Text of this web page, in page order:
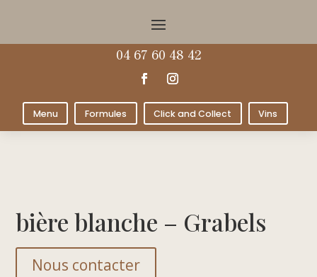
04 67 60 48 42
Menu Formules Click and Collect Vins
bière blanche – Grabels
Nous contacter